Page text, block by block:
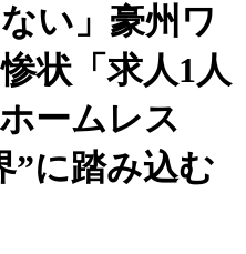
い」豪州ワ
状「求人1人
ームレス
”に踏み込む